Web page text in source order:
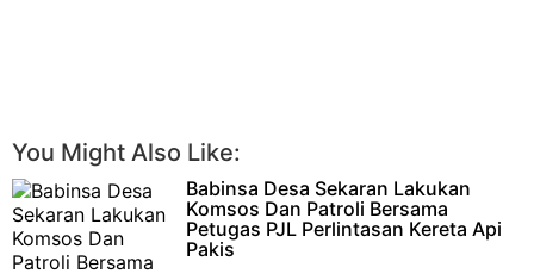
You Might Also Like:
Babinsa Desa Sekaran Lakukan
Komsos Dan Patroli Bersama
Petugas PJL Perlintasan Kereta Api
Pakis